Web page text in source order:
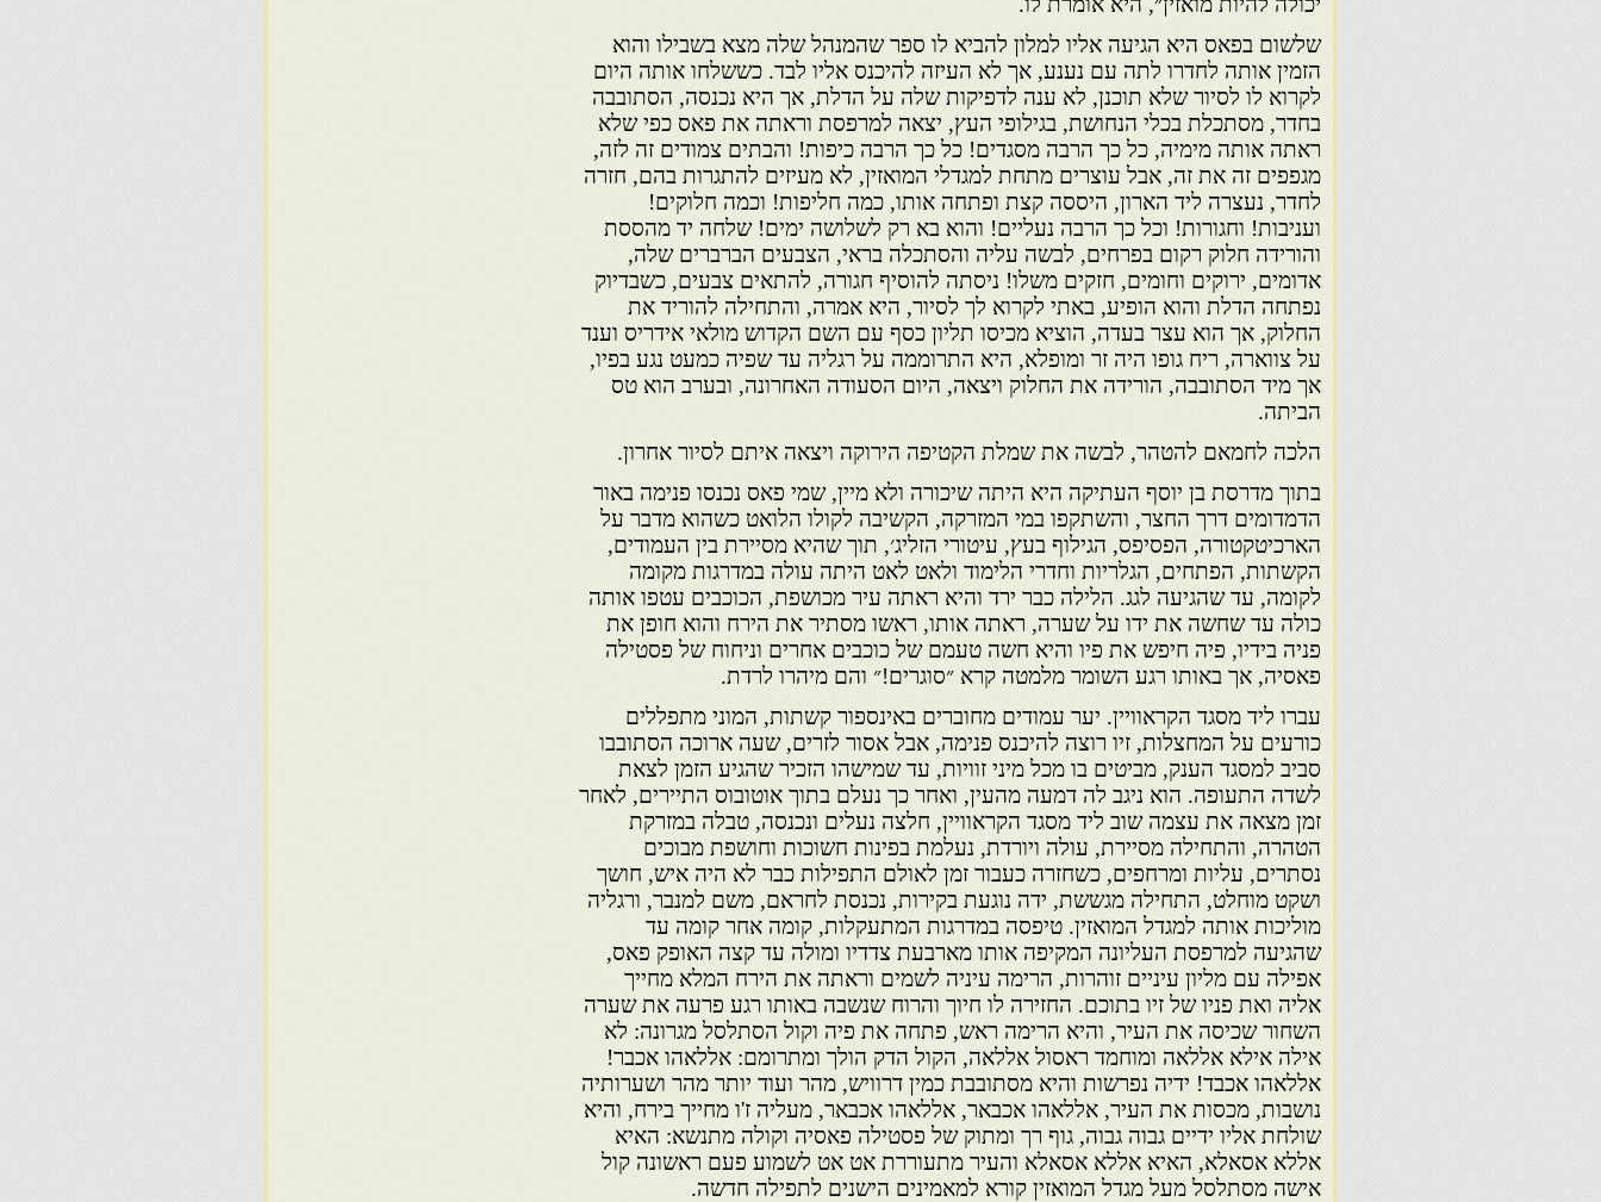
שלשום בפאס היא הגיעה אליו למלון להביא לו ספר שהמנהל שלה מצא בשבילו והוא
הזמין אותה לחדרו לתה עם נענע, אך לא העיזה להיכנס אליו לבד. כששלחו אותה היום
לקרוא לו לסיור שלא תוכנן, לא ענה לדפיקות שלה על הדלת, אך היא נכנסה, הסתובבה
בחדר, מסתכלת בכלי הנחושת, בגילופי העץ, יצאה למרפסת וראתה את פאס כפי שלא
ראתה אותה מימיה, כל כך הרבה מסגדים! כל כך הרבה כיפות! והבתים צמודים זה לזה,
מגפפים זה את זה, אבל עוצרים מתחת למגדלי המואזין, לא מעיזים להתגרות בהם, חזרה
לחדר, נעצרה ליד הארון, היססה קצת ופתחה אותו, כמה חליפות! וכמה חלוקים!
ועניבות! וחגורות! וכל כך הרבה נעליים! והוא בא רק לשלושה ימים! שלחה יד מהססת
והורידה חלוק רקום בפרחים, לבשה עליה והסתכלה בראי, הצבעים הברברים שלה,
אדומים, ירוקים וחומים, חזקים משלו! ניסתה להוסיף חגורה, להתאים צבעים, כשבדיוק
נפתחה הדלת והוא הופיע, באתי לקרוא לך לסיור, היא אמרה, והתחילה להוריד את
החלוק, אך הוא עצר בעדה, הוציא מכיסו תליון כסף עם השם הקדוש מולאי אידריס וענד
על צווארה, ריח גופו היה זר ומופלא, היא התרוממה על רגליה עד שפיה כמעט נגע בפיו,
אך מיד הסתובבה, הורידה את החלוק ויצאה, היום הסעודה האחרונה, ובערב הוא טס
הביתה.
הלכה לחמאם להטהר, לבשה את שמלת הקטיפה הירוקה ויצאה איתם לסיור אחרון.
בתוך מדרסת בן יוסף העתיקה היא היתה שיכורה ולא מיין, שמי פאס נכנסו פנימה באור
הדמדומים דרך החצר, והשתקפו במי המזרקה, הקשיבה לקולו הלואט כשהוא מדבר על
הארכיטקטורה, הפסיפס, הגילוף בעץ, עיטורי הזליג׳, תוך שהיא מסיירת בין העמודים,
הקשתות, הפתחים, הגלריות וחדרי הלימוד ולאט לאט היתה עולה במדרגות מקומה
לקומה, עד שהגיעה לגג. הלילה כבר ירד והיא ראתה עיר מכושפת, הכוכבים עטפו אותה
כולה עד שחשה את ידו על שערה, ראתה אותו, ראשו מסתיר את הירח והוא חופן את
פניה בידיו, פיה חיפש את פיו והיא חשה טעמם של כוכבים אחרים וניחוח של פסטילה
פאסיה, אך באותו רגע השומר מלמטה קרא ״סוגרים!״ והם מיהרו לרדת.
עברו ליד מסגד הקראוויין. יער עמודים מחוברים באינספור קשתות, המוני מתפללים
כורעים על המחצלות, זיו רוצה להיכנס פנימה, אבל אסור לזרים, שעה ארוכה הסתובבו
סביב למסגד הענק, מביטים בו מכל מיני זוויות, עד שמישהו הזכיר שהגיע הזמן לצאת
לשדה התעופה. הוא ניגב לה דמעה מהעין, ואחר כך נעלם בתוך אוטובוס התיירים, לאחר
זמן מצאה את עצמה שוב ליד מסגד הקראוויין, חלצה נעלים ונכנסה, טבלה במזרקת
הטהרה, והתחילה מסיירת, עולה ויורדת, נעלמת בפינות חשוכות וחושפת מבוכים
נסתרים, עליות ומרחפים, כשחזרה כעבור זמן לאולם התפילות כבר לא היה איש, חושך
ושקט מוחלט, התחילה מגששת, ידה נוגעת בקירות, נכנסת לחראם, משם למנבר, ורגליה
מוליכות אותה למגדל המואזין. טיפסה במדרגות המתעקלות, קומה אחר קומה עד
שהגיעה למרפסת העליונה המקיפה אותו מארבעת צדדיו ומולה עד קצה האופק פאס,
אפילה עם מליון עיניים זוהרות, הרימה עיניה לשמים וראתה את הירח המלא מחייך
אליה ואת פניו של זיו בתוכם. החזירה לו חיוך והרוח שנשבה באותו רגע פרעה את שערה
השחור שכיסה את העיר, והיא הרימה ראש, פתחה את פיה וקול הסתלסל מגרונה: לא
אילה אילא אללאה ומוחמד ראסול אללאה, הקול הדק הולך ומתרומם: אללאהו אכבר!
אללאהו אכבד! ידיה נפרשות והיא מסתובבת כמין דרוויש, מהר ועוד יותר מהר ושערותיה
נושבות, מכסות את העיר, אללאהו אכבאר, אללאהו אכבאר, מעליה ז'ו מחייך בירח, והיא
שולחת אליו ידיים גבוה גבוה, גוף רך ומתוק של פסטילה פאסיה וקולה מתנשא: האיא
אללא אסאלא, האיא אללא אסאלא והעיר מתעוררת אט אט לשמוע פעם ראשונה קול
אישה מסתלסל מעל מגדל המואזין קורא למאמינים הישנים לתפילה חדשה.